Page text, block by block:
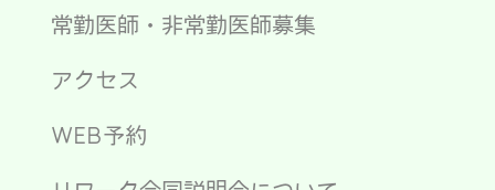
常勤医師・非常勤医師募集
アクセス
WEB予約